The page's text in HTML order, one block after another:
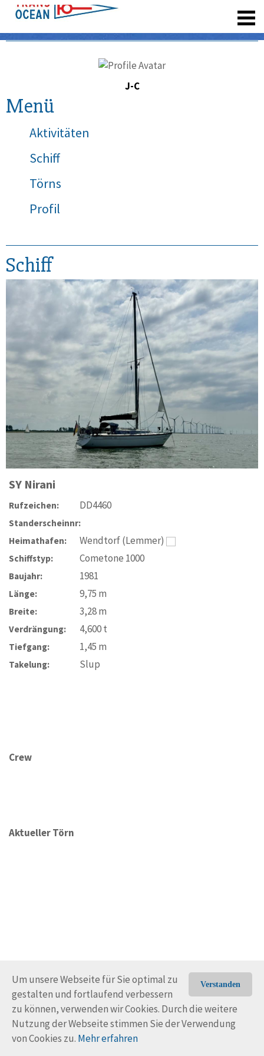
Verstanden
Um unsere Webseite für Sie optimal zu
gestalten und fortlaufend verbessern
zu können, verwenden wir Cookies. Durch die weitere
Nutzung der Webseite stimmen Sie der Verwendung
von Cookies zu. Mehr erfahren
J-C
Menü
Aktivitäten
Schiff
Törns
Profil
Schiff
SY Nirani
Rufzeichen: DD4460
Standerscheinnr:
Heimathafen:
Wendtorf (Lemmer)
Schiffstyp: Cometone 1000
Baujahr: 1981
Länge: 9,75 m
Breite: 3,28m
Verdrängung: 4,600t
Tiefgang: 1,45 m
Takelung: Slup
Crew
Aktueller Törn
© Trans-Ocean e.V. 2010-2026 Impressum
Nutzungsbedingungen
Rechtliche Hinweise